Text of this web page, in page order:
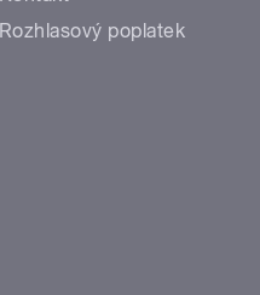
Rozhlasový poplatek